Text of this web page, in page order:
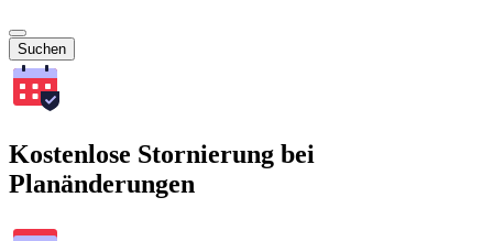
Suchen
Kostenlose Stornierung bei
Planänderungen